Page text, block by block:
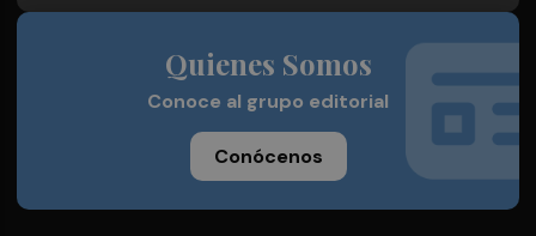
Quienes Somos
Conoce al grupo editorial
Conócenos